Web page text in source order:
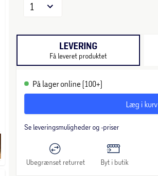
1
LEVERING
Få leveret produktet
På lager online (100+)
Læg i kurv
Se leveringsmuligheder og -priser
Ubegrænset returret Byt i butik